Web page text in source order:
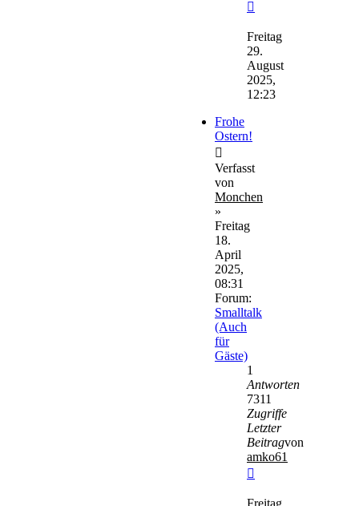
Beitrag
Freitag
29.
August
2025,
12:23
Frohe
Ostern!
Verfasst
von
Monchen
»
Freitag
18.
April
2025,
08:31
Forum:
Smalltalk
(Auch
für
Gäste)
1
Antworten
7311
Zugriffe
Letzter
Beitragvon
amko61
Beitrag
Freitag